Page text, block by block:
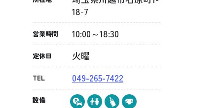
18-7
営業時間 10:00～18:30
定休日 火曜
TEL 049-265-7422
設備